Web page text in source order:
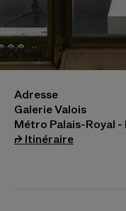
Le Musée de la Mode en
Photo © Marc Domage
Adresse
Galerie Valois
Métro Palais-Royal -
⮣ Itinéraire(s’ouvre